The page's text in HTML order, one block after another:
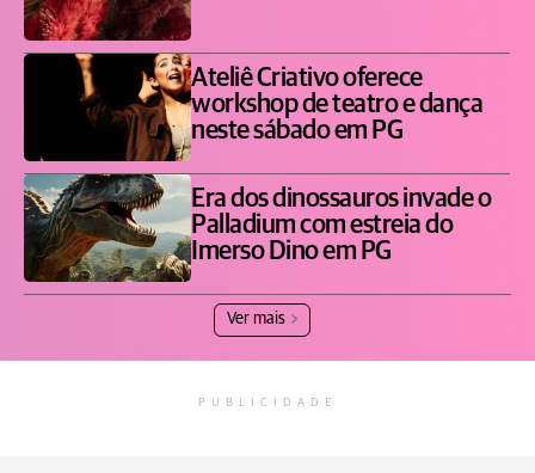
Ateliê Criativo oferece
workshop de teatro e dança
neste sábado em PG
Era dos dinossauros invade o
Palladium com estreia do
Imerso Dino em PG
Ver mais
PUBLICIDADE